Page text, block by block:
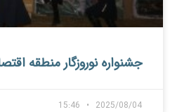
جشنواره نوروزگار منطقه
2025/08/04